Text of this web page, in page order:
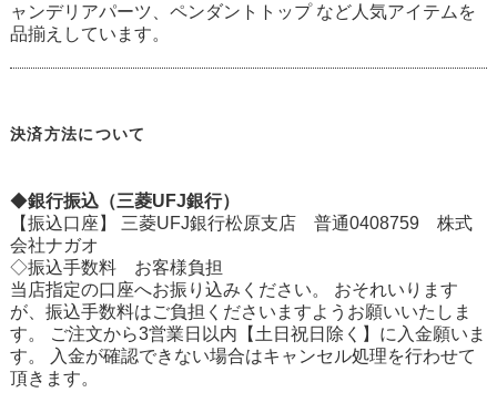
ャンデリアパーツ、ペンダントトップ など人気アイテムを
品揃えしています。
決済方法について
◆銀行振込（三菱UFJ銀行）
【振込口座】 三菱UFJ銀行松原支店 普通0408759 株式
会社ナガオ
◇振込手数料 お客様負担
当店指定の口座へお振り込みください。 おそれいります
が、振込手数料はご負担くださいますようお願いいたしま
す。 ご注文から3営業日以内【土日祝日除く】に入金願いま
す。 入金が確認できない場合はキャンセル処理を行わせて
頂きます。